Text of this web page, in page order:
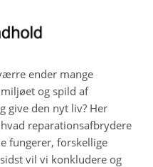
ender mange
og spild af
give den nyt liv? Her
reparationsafbrydere
fungerer, forskellige
vil vi konkludere og